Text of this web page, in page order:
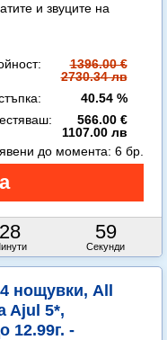
и звуците на
1396.00 €
2730.34 лв
40.54 %
566.00 €
1107.00 лв
28 58
Секунди
до момента: 6 бр.
нощувки, All
Ajul 5*,
12.99г. -